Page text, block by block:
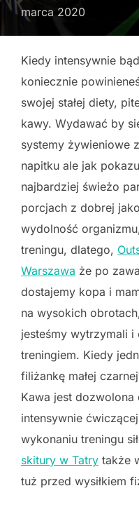
marca 2020
Kiedy intensywnie
koniecznie
swojej stałej diety,
kawy. Wydawać by
systemy żywieniowe
napitku ale jak
najbardziej świeżo
porcjach z dobrej
wydolność
treningu, dlatego,
Warszawa że po
dostajemy kopa i
na wysokich
jesteśmy wytrzymali
treningiem. Kiedy
filiżankę małej
Kawa jest
intensywnie
wykonaniu treningu
skitury w Tatry także
tuż przed wysiłkiem